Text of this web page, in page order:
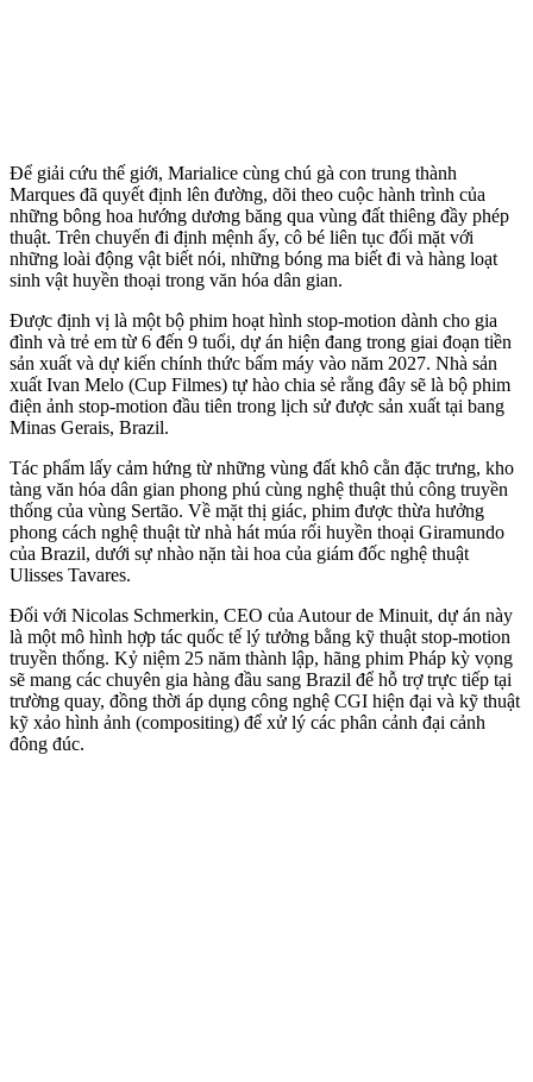
Để giải cứu thế giới, Marialice cùng chú gà con trung thành
Marques đã quyết định lên đường, dõi theo cuộc hành trình của
những bông hoa hướng dương băng qua vùng đất thiêng đầy phép
thuật. Trên chuyến đi định mệnh ấy, cô bé liên tục đối mặt với
những loài động vật biết nói, những bóng ma biết đi và hàng loạt
sinh vật huyền thoại trong văn hóa dân gian.
Được định vị là một bộ phim hoạt hình stop-motion dành cho gia
đình và trẻ em từ 6 đến 9 tuổi, dự án hiện đang trong giai đoạn tiền
sản xuất và dự kiến chính thức bấm máy vào năm 2027. Nhà sản
xuất Ivan Melo (Cup Filmes) tự hào chia sẻ rằng đây sẽ là bộ phim
điện ảnh stop-motion đầu tiên trong lịch sử được sản xuất tại bang
Minas Gerais, Brazil.
Tác phẩm lấy cảm hứng từ những vùng đất khô cằn đặc trưng, kho
tàng văn hóa dân gian phong phú cùng nghệ thuật thủ công truyền
thống của vùng Sertão. Về mặt thị giác, phim được thừa hưởng
phong cách nghệ thuật từ nhà hát múa rối huyền thoại Giramundo
của Brazil, dưới sự nhào nặn tài hoa của giám đốc nghệ thuật
Ulisses Tavares.
Đối với Nicolas Schmerkin, CEO của Autour de Minuit, dự án này
là một mô hình hợp tác quốc tế lý tưởng bằng kỹ thuật stop-motion
truyền thống. Kỷ niệm 25 năm thành lập, hãng phim Pháp kỳ vọng
sẽ mang các chuyên gia hàng đầu sang Brazil để hỗ trợ trực tiếp tại
trường quay, đồng thời áp dụng công nghệ CGI hiện đại và kỹ thuật
kỹ xảo hình ảnh (compositing) để xử lý các phân cảnh đại cảnh
đông đúc.